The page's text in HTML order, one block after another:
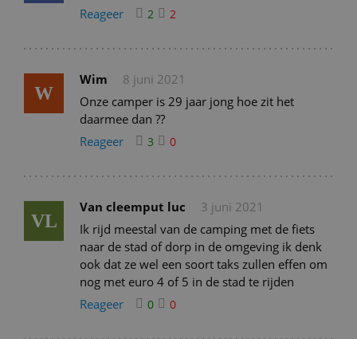
Reageer
2 2
W
Wim
8 juni 2021
Onze camper is 29 jaar jong hoe zit het
daarmee dan ??
Reageer
3 0
VL
Van cleemput luc
3 juni 2021
Ik rijd meestal van de camping met de fiets
naar de stad of dorp in de omgeving ik denk
ook dat ze wel een soort taks zullen effen om
nog met euro 4 of 5 in de stad te rijden
Reageer
0 0